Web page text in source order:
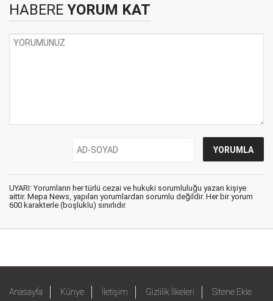
HABERE YORUM KAT
UYARI: Yorumların her türlü cezai ve hukuki sorumluluğu yazan kişiye
aittir. Mepa News, yapılan yorumlardan sorumlu değildir. Her bir yorum
600 karakterle (boşluklu) sınırlıdır.
Anasayfa Künye İletişim Gizlilik İlkeleri Sitene Ekle